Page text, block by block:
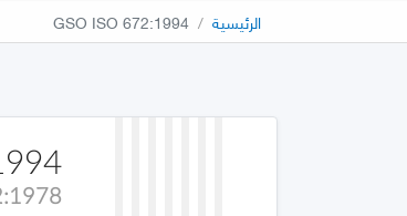
الرئيسية GSO ISO 672:1994